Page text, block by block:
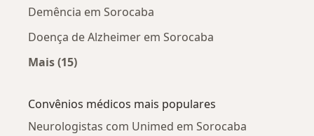
Demência em Sorocaba
Doença de Alzheimer em Sorocaba
Mais (15)
Convênios médicos mais populares
Neurologistas com Unimed em Sorocaba